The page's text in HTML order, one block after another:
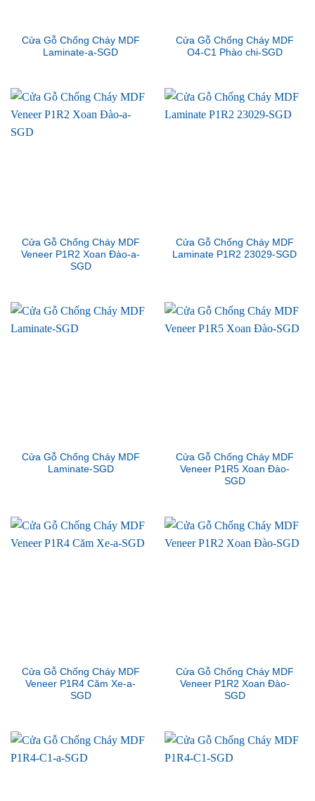
Cửa Gỗ Chống Cháy MDF
Laminate-a-SGD
Cửa Gỗ Chống Cháy MDF
O4-C1 Phào chi-SGD
Cửa Gỗ Chống Cháy MDF
Veneer P1R2 Xoan Đào-a-
SGD
Cửa Gỗ Chống Cháy MDF
Laminate P1R2 23029-SGD
Cửa Gỗ Chống Cháy MDF
Laminate-SGD
Cửa Gỗ Chống Cháy MDF
Veneer P1R5 Xoan Đào-
SGD
Cửa Gỗ Chống Cháy MDF
Veneer P1R4 Căm Xe-a-
SGD
Cửa Gỗ Chống Cháy MDF
Veneer P1R2 Xoan Đào-
SGD